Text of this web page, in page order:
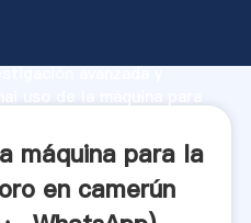
avanzada y
los clientes.
máquina para la
en camerún